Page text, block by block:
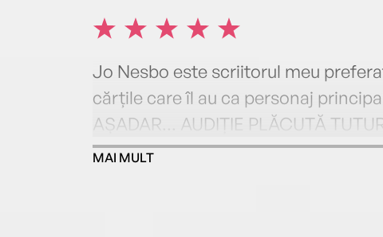
Jo Nesbo este scriitorul meu
cărțile care îl au ca personaj
AȘADAR... AUDIȚIE PLĂCUTĂ
MAI MULT